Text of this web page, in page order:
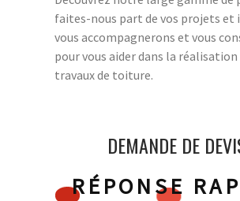
faites-nous part de vos projets et
vous accompagnerons et vous
pour vous aider dans la réalisation
travaux de toiture.
DEMANDE DE
RÉPONSE